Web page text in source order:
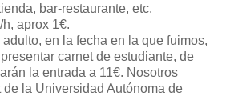
bar-restaurante, etc.
aprox 1€.
en la fecha en la que fuimos,
carnet de estudiante, de
la entrada a 11€. Nosotros
de la Universidad Autónoma de